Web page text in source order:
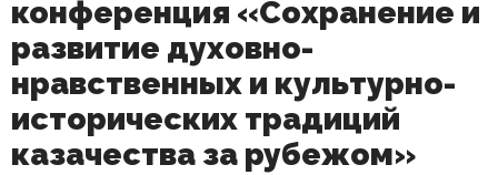
конференция «Сохранение и
развитие духовно-
нравственных и культурно-
исторических традиций
казачества за рубежом»